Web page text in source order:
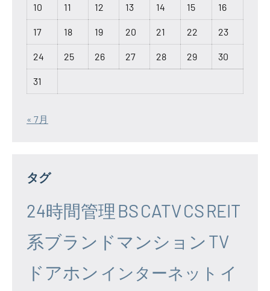
10 11 12 13 14 15 16
17 18 19 20 21 22 23
24 25 26 27 28 29 30
31
« 7月
タグ
24時間管理 BSCATVCSREIT
系ブランドマンション TV
ドアホン インターネット イ